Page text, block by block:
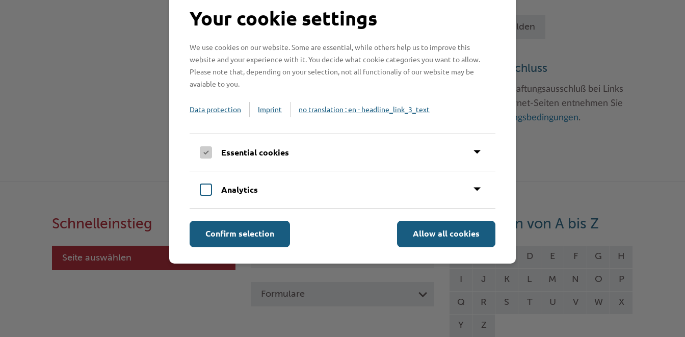
Betrieb anmelden
Haftungsauschluss
Hinweise zum Haftungsausschluß bei Links
zu anderen Internet-Seiten entnehmen Sie
Nutzungsbedingungen.
Schnelleinstieg
Seite auswählen
Online-Services
Formulare
Leistungen von A bis Z
D E F G H
J K L M N O P
Q R S T U V W X
Y Z
Your cookie settings
We use cookies on our website. Some are essential, while others help us to improve this
website and your experience with it. You decide what cookie categories you want to allow.
Please note that, depending on your selection, not all functionaliy of our website may be
avaiable to you.
Data protection Imprint no translation : en - headline_link_3_text
Essential cookies
Analytics
Allow all cookies
Confirm selection